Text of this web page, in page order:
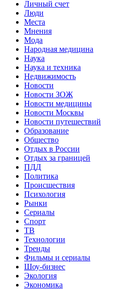
Личный счет
Люди
Места
Мнения
Мода
Народная медицина
Наука
Наука и техника
Недвижимость
Новости
Новости ЗОЖ
Новости медицины
Новости Москвы
Новости путешествий
Образование
Общество
Отдых в России
Отдых за границей
ПДД
Политика
Происшествия
Психология
Рынки
Сериалы
Спорт
ТВ
Технологии
Тренды
Фильмы и сериалы
Шоу-бизнес
Экология
Экономика